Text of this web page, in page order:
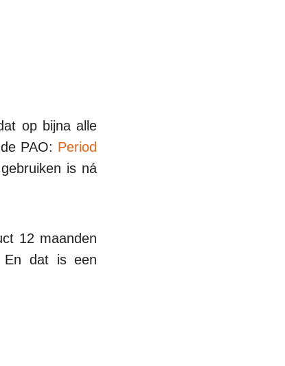
op bijna alle
PAO: Period
is ná
12 maanden
En dat is een